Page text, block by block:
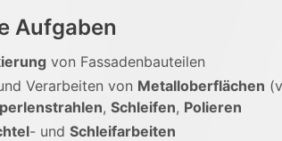
Aufgaben
von Fassadenbauteilen
Verarbeiten von Metalloberflächen
, Schleifen, Polieren
- und Schleifarbeiten